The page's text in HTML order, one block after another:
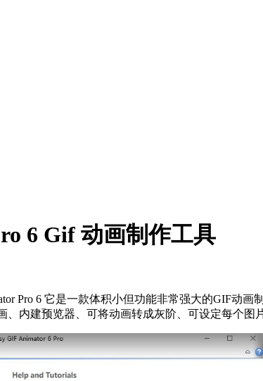
6 Gif 动画制作工具
Pro 6 它是一款体积小但功能非常强大的GIF动
内建预览器、可将动画转成灰阶、可设定每个图